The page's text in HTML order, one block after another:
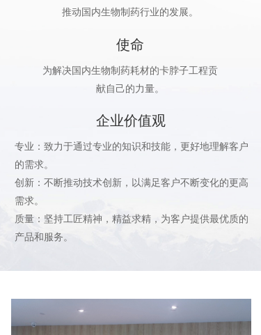
推动国内生物制药行业的发展。
使命
为解决国内生物制药耗材的卡脖子工程贡
献自己的力量。
企业价值观
专业：致力于通过专业的知识和技能，更好地理解客户
的需求。
创新：不断推动技术创新，以满足客户不断变化的更高
需求。
质量：坚持工匠精神，精益求精，为客户提供最优质的
产品和服务。